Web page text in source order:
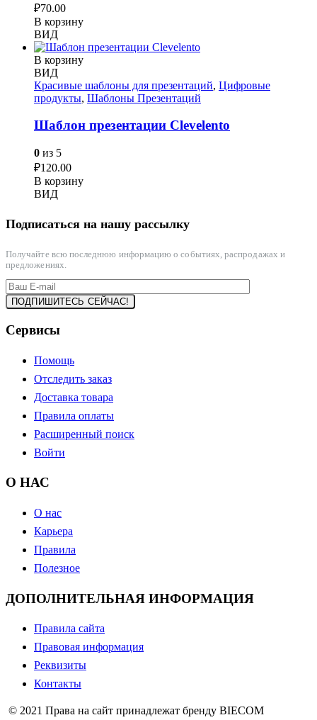
₽70.00
В корзину
ВИД
В корзину
ВИД
Красивые шаблоны для презентаций, Цифровые
продукты, Шаблоны Презентаций
Шаблон презентации Clevelento
0 из 5
₽120.00
В корзину
ВИД
Подписаться на нашу рассылку
Получайте всю последнюю информацию о событиях, распродажах и
предложениях.
Сервисы
Помощь
Отследить заказ
Доставка товара
Правила оплаты
Расширенный поиск
Войти
О НАС
О нас
Карьера
Правила
Полезное
ДОПОЛНИТЕЛЬНАЯ ИНФОРМАЦИЯ
Правила сайта
Правовая информация
Реквизиты
Контакты
© 2021 Права на сайт принадлежат бренду BIECOM